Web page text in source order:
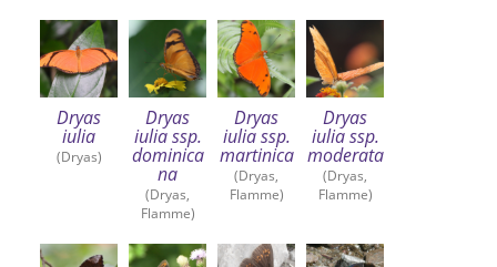
Dryas
iulia
(Dryas)
Dryas
iulia ssp.
dominica
na
(Dryas,
Flamme)
Dryas
iulia ssp.
martinica
(Dryas,
Flamme)
Dryas
iulia ssp.
moderata
(Dryas,
Flamme)